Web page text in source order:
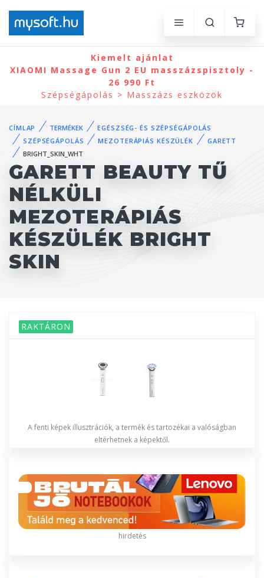
Kiemelt ajánlat
XIAOMI Massage Gun 2 EU masszázspisztoly -
26 990 Ft
Szépségápolás > Masszázs eszközök
CÍMLAP TERMÉKEK
EGÉSZSÉG- ÉS SZÉPSÉGÁPOLÁS
SZÉPSÉGÁPOLÁS
MEZOTERÁPIÁS KÉSZÜLÉK
GARETT
BRIGHT_SKIN_WHT
GARETT BEAUTY TŰ
NÉLKÜLI
MEZOTERÁPIÁS
KÉSZÜLÉK BRIGHT
SKIN
RAKTÁRON
A fenti képek illusztrációk, a termék és tartozékai a valóságban
eltérhetnek a képektől.
hirdetés